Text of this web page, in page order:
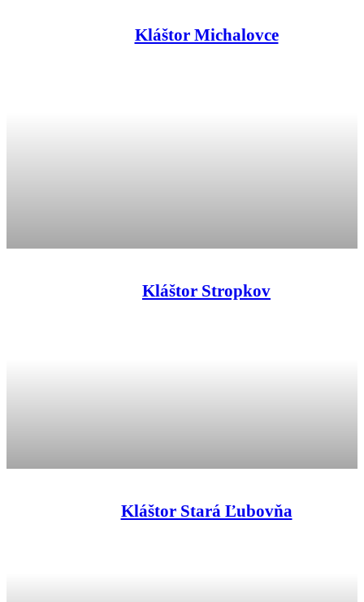
Kláštor Michalovce
Kláštor Stropkov
Kláštor Stará Ľubovňa